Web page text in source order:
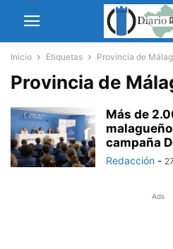
Inicio Etiquetas Provincia de
Provincia de
Más de
campaña
Redacción -
Ads